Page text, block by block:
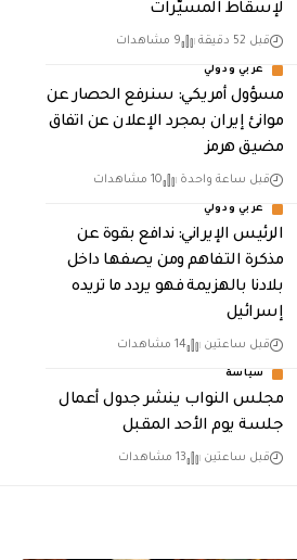
لإسقاط المسيّرات
قبل 52 دقيقة 9 مشاهدات
عربي ودولي
مسؤول أمريكي: سنرفع الحصار عن
موانئ إيران بمجرد الإعلان عن اتفاق
مضيق هرمز
قبل ساعة واحدة 10 مشاهدات
عربي ودولي
الرئيس الإيراني: ندافع بقوة عن
مذكرة التفاهم ومن يصفها داخل
بلادنا بالهزيمة فهو يردد ما تريده
إسرائيل
قبل ساعتين 14 مشاهدات
سياسة
مجلس النواب ينشر جدول أعمال
جلسة يوم الأحد المقبل
قبل ساعتين 13 مشاهدات